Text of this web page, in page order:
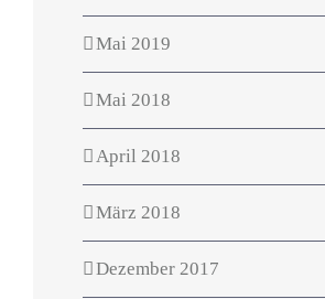
Mai 2019
Mai 2018
April 2018
März 2018
Dezember 2017